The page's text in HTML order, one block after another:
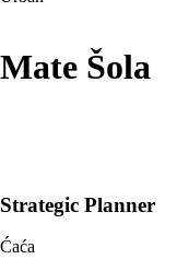
Mate Šola
Strategic Planner
Ćaća